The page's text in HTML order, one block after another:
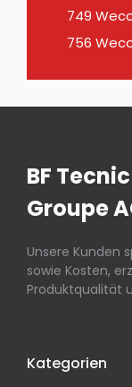
749
756
BF Tecnic
Groupe
Unsere Kunden
sowie Kosten,
Produktqualität
Kategorien